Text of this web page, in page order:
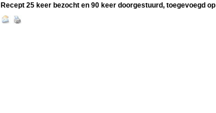
Recept 25 keer bezocht en 90 keer doorgestuurd, toegevoegd op